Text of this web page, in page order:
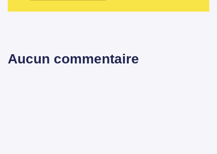
Aucun commentaire